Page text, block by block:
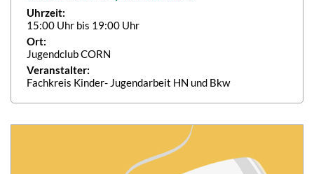
Uhrzeit:
15:00 Uhr bis 19:00 Uhr
Ort:
Jugendclub CORN
Veranstalter:
Fachkreis Kinder- Jugendarbeit HN und Bkw